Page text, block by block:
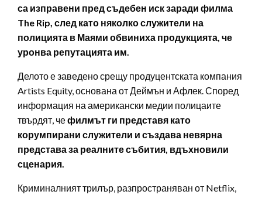
са изправени пред съдебен иск заради филма
The Rip, след като няколко служители на
полицията в Маями обвиниха продукцията, че
уронва репутацията им.
Делото е заведено срещу продуцентската компания
Artists Equity, основана от Деймън и Афлек. Според
информация на американски медии полицаите
твърдят, чефилмът ги представя като
корумпирани служители и създава невярна
представа за реалните събития, вдъхновили
сценария.
Криминалният трилър, разпространяван от Netflix,